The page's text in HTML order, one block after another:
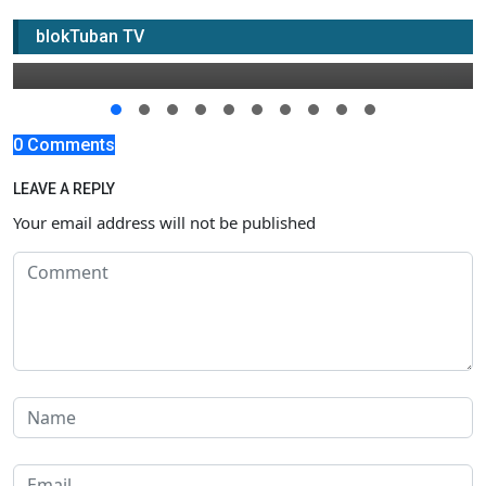
blokTuban TV
Pilkada Tuban
30 November 2019 12:33
0 Comments
LEAVE A REPLY
Your email address will not be published